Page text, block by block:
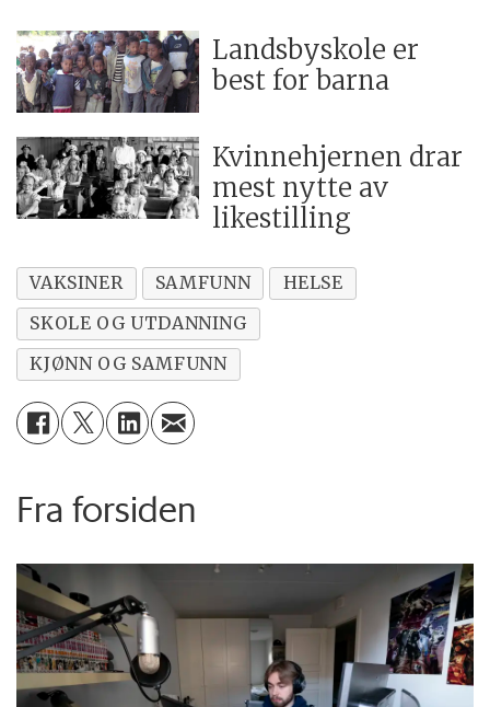
Landsbyskole er
best for barna
Kvinnehjernen drar
mest nytte av
likestilling
VAKSINER SAMFUNN
HELSE
SKOLE OG UTDANNING
KJØNN OG SAMFUNN
Fra forsiden